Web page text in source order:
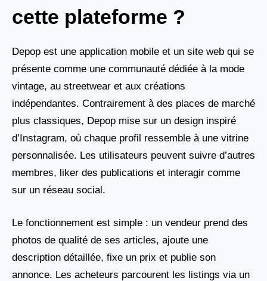
cette plateforme ?
Depop est une application mobile et un site web qui se
présente comme une communauté dédiée à la mode
vintage, au streetwear et aux créations
indépendantes. Contrairement à des places de marché
plus classiques, Depop mise sur un design inspiré
d’Instagram, où chaque profil ressemble à une vitrine
personnalisée. Les utilisateurs peuvent suivre d’autres
membres, liker des publications et interagir comme
sur un réseau social.
Le fonctionnement est simple : un vendeur prend des
photos de qualité de ses articles, ajoute une
description détaillée, fixe un prix et publie son
annonce. Les acheteurs parcourent les listings via un